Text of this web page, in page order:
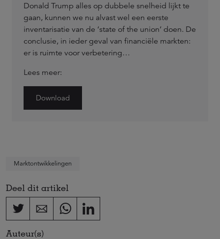
Donald Trump alles op dubbele snelheid lijkt te
gaan, kunnen we nu alvast wel een eerste
inventarisatie van de ‘state of the union’ doen. De
conclusie, in ieder geval van financiële markten:
er is ruimte voor verbetering…
Lees meer:
Download
Marktontwikkelingen
Deel dit artikel
Auteur(s)